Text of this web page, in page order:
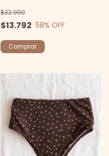
$13.792
$32.990
58% OFF
Comprar